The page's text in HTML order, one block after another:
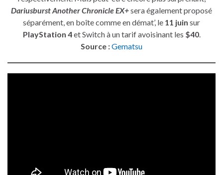
Dariusburst Another Chronicle EX+sera également proposé
séparément, en boîte comme en démat’, le 11 juin sur
PlayStation 4et Switch à un tarif avoisinant les $40.
Source :Gematsu